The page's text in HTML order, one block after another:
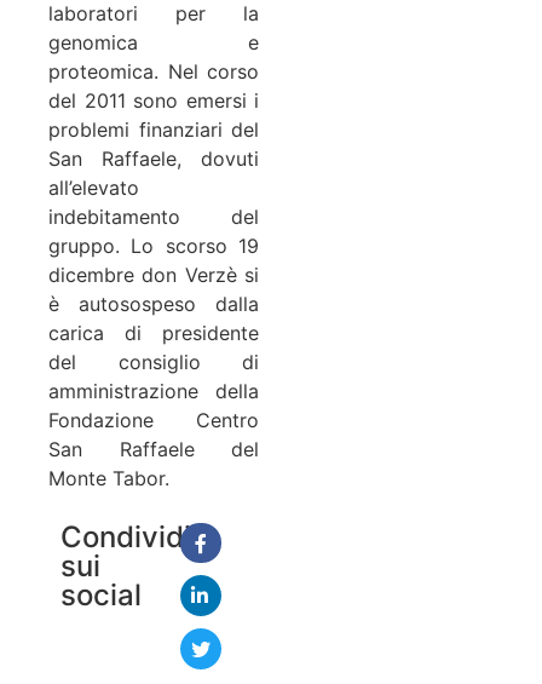
laboratori per la
genomica e
proteomica. Nel corso
del 2011 sono emersi i
problemi finanziari del
San Raffaele, dovuti
all’elevato
indebitamento del
gruppo. Lo scorso 19
dicembre don Verzè si
è autosospeso dalla
carica di presidente
del consiglio di
amministrazione della
Fondazione Centro
San Raffaele del
Monte Tabor.
Condividi
sui
social